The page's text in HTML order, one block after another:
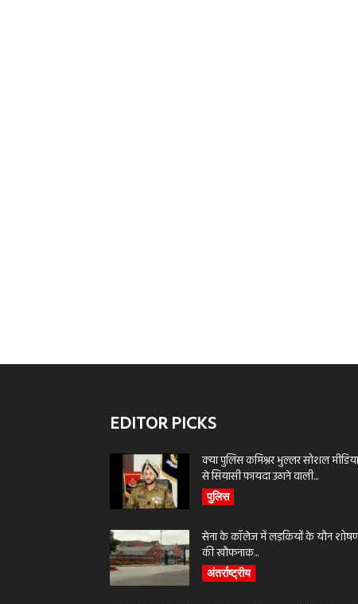
EDITOR PICKS
क्या पुलिस कमिश्नर भुल्लर सोशल मीडिया
से सियासी फायदा उठाने वाली...
पुलिस
सेना के कॉलेज में लड़कियों के यौन
की खौफनाक...
अंतर्राष्ट्रीय